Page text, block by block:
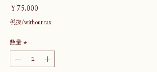
￥75,000
税抜/without tax
数量 *